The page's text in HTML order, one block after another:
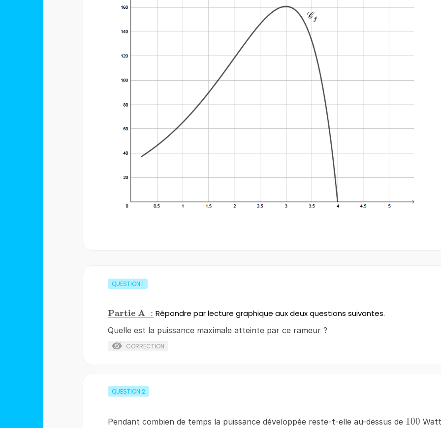
QUESTION 1
\bf\underline{Partie\;A\;:}
Partie A : Répondre par lecture graphique aux deux questions suivantes.
Quelle est la puissance maximale atteinte par ce rameur ?
CORRECTION
QUESTION 2
Pendant combien de temps la puissance développée reste-t-elle au-dessus de 100
100